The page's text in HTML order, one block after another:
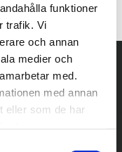
funktioner
trafik. Vi
och annan
medier och
med.
med annan
eller som de har